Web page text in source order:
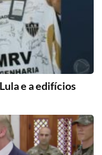
e a edifícios